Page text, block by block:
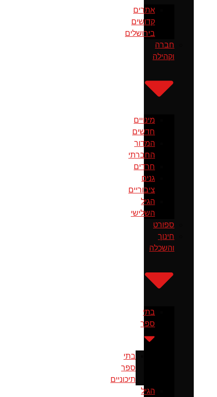
אתרים
קדושים
בירושלים
חברה
וקהילה
מינויים
חדשים
המדור
החברתי
חרדים
גנים
ציבוריים
הגיל
השלישי
ספורט
חינוך
והשכלה
בתי
ספר
בתי
ספר
תיכוניים
הגיל